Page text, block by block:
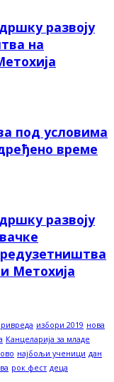
развоју
на
под условима
време
развоју
Метохија
избори 2019 нова
Канцеларија за младе
најбољи ученици дан
рок фест деца